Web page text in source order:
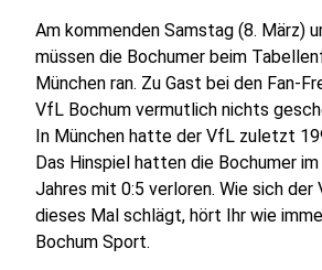
Am kommenden Samstag (8. März)
müssen die Bochumer beim
München ran. Zu Gast bei den Fan-
VfL Bochum vermutlich nichts
In München hatte der VfL zuletzt
Das Hinspiel hatten die Bochumer
Jahres mit 0:5 verloren. Wie sich der
dieses Mal schlägt, hört Ihr wie
Bochum Sport.